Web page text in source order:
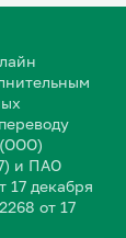
и ПАО
декабря
от 17